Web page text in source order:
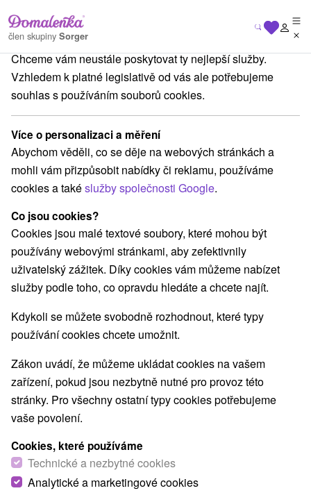
člen skupiny Sorger
Chaty na prenájom Východné Slovensko Košický kraj
Chaty na prenájom Vinné
Kategorie
Všechny kategorie
Apartmány(2)
Chaty na prenájom(6) Drevenice(1) Penzióny
Vyberte lokalitu nebo termín
VŠECHNY TOP - NEJPRODÁVANĚJŠÍ NEJLEVNĚJŠÍ
Na vašem soukromí nám záleží
Chceme vám neustále poskytovat ty nejlepší služby.
Vzhledem k platné legislativě od vás ale potřebujeme
souhlas s používáním souborů cookies.
Více o personalizaci a měření
Abychom věděli, co se děje na webových stránkách a
mohli vám přizpůsobit nabídky či reklamu, používáme
cookies a takéslužby společnosti Google.
Co jsou cookies?
Cookies jsou malé textové soubory, které mohou být
používány webovými stránkami, aby zefektivnily
uživatelský zážitek. Díky cookies vám můžeme nabízet
služby podle toho, co opravdu hledáte a chcete najít.
Kdykoli se můžete svobodně rozhodnout, které typy
používání cookies chcete umožnit.
Zákon uvádí, že můžeme ukládat cookies na vašem
zařízení, pokud jsou nezbytně nutné pro provoz této
stránky. Pro všechny ostatní typy cookies potřebujeme
vaše povolení.
Cookies, které používáme
Technické a nezbytné cookies
Analytické a marketingové cookies